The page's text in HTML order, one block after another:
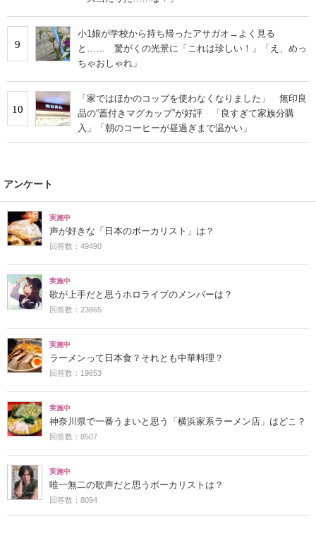
9
小1娘が学校から持ち帰ったアサガオ→よく見る
と…… 驚がくの光景に「これは珍しい！」「え、めっ
ちゃおしゃれ」
10
「家ではほかのコップを使わなくなりました」 無印良
品の“蓋付きマグカップ”が好評 「良すぎて家族分購
入」「朝のコーヒーが昼過ぎまで温かい」
アンケート
実施中
声が好きな「日本のボーカリスト」は？
回答数：49490
実施中
歌が上手だと思うホロライブのメンバーは？
回答数：23865
実施中
ラーメンって日本食？それとも中華料理？
回答数：19653
実施中
神奈川県で一番うまいと思う「横浜家系ラーメン店」はどこ？
回答数：8507
実施中
唯一無二の歌声だと思うボーカリストは？
回答数：8094